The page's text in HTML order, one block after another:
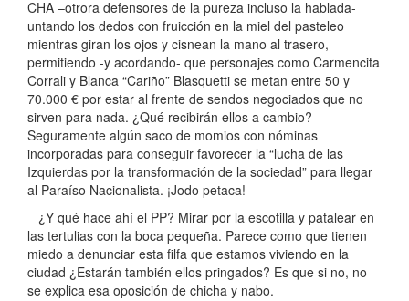
CHA –otrora defensores de la pureza incluso la hablada-
untando los dedos con fruicción en la miel del pasteleo
mientras giran los ojos y cisnean la mano al trasero,
permitiendo -y acordando- que personajes como Carmencita
Corrali y Blanca “Cariño” Blasquetti se metan entre 50 y
70.000 € por estar al frente de sendos negociados que no
sirven para nada. ¿Qué recibirán ellos a cambio?
Seguramente algún saco de momios con nóminas
incorporadas para conseguir favorecer la “lucha de las
Izquierdas por la transformación de la sociedad” para llegar
al Paraíso Nacionalista. ¡Jodo petaca!
¿Y qué hace ahí el PP? Mirar por la escotilla y patalear en
las tertulias con la boca pequeña. Parece como que tienen
miedo a denunciar esta filfa que estamos viviendo en la
ciudad ¿Estarán también ellos pringados? Es que si no, no
se explica esa oposición de chicha y nabo.